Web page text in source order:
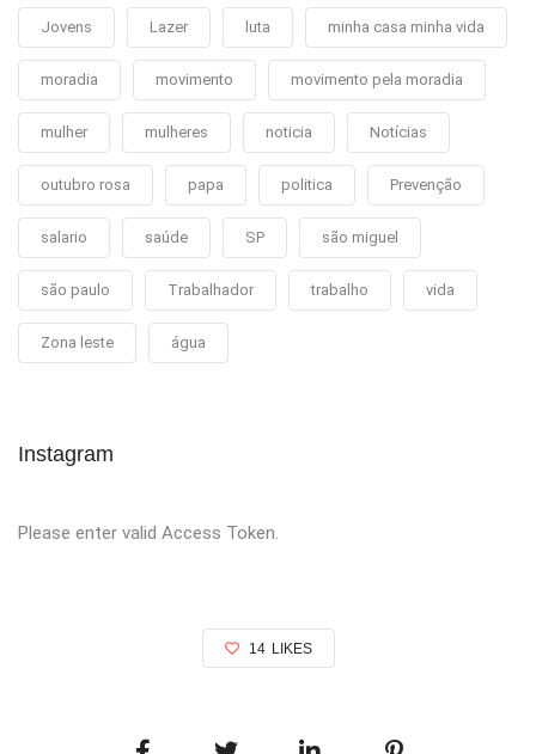
Jovens Lazer luta minha casa minha vida
moradia movimento movimento pela moradia
mulher mulheres noticia Notícias
outubro rosa papa politica Prevenção
salario saúde SP são miguel
são paulo Trabalhador trabalho vida
Zona leste água
Instagram
Please enter valid Access Token.
14 LIKES